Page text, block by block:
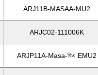
ARJ11B-MASAA-MU2
ARJC02-111006K
ARJP11A-Masa-বিএ EMU2